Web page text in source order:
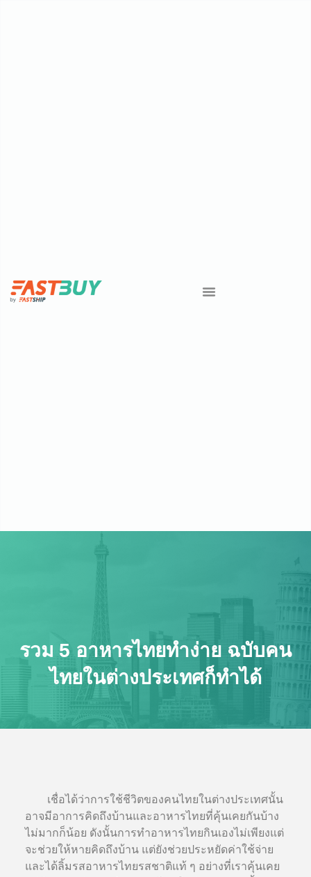
รวม 5 อาหารไทยทำง่าย ฉบับคน
ไทยในต่างประเทศก็ทำได้
เชื่อได้ว่าการใช้ชีวิตของคนไทยในต่างประเทศนั้น
อาจมีอาการคิดถึงบ้านและอาหารไทยที่คุ้นเคยกันบ้าง
ไม่มากก็น้อย ดังนั้นการทำอาหารไทยกินเองไม่เพียงแต่
จะช่วยให้หายคิดถึงบ้าน แต่ยังช่วยประหยัดค่าใช้จ่าย
และได้ลิ้มรสอาหารไทยรสชาติแท้ ๆ อย่างที่เราคุ้นเคย